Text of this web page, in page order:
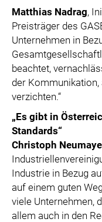
Matthias Nadrag,
Preisträger des
Unternehmen in
beachtet,
der
verzichten.“
„Es gibt in
Standards“
Christoph
Industrie in Bezug
auf einem guten
viele Unternehmen,
allem auch in den